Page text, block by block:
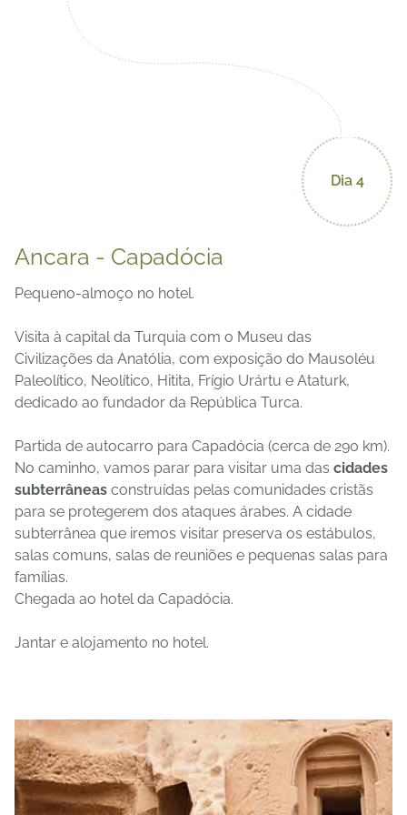
Dia 4
Ancara - Capadócia
Pequeno-almoço no hotel.
Visita à capital da Turquia com o Museu das
Civilizações da Anatólia, com exposição do Mausoléu
Paleolítico, Neolítico, Hitita, Frígio Urártu e Ataturk,
dedicado ao fundador da República Turca.
Partida de autocarro para Capadócia (cerca de 290 km).
No caminho, vamos parar para visitar uma das cidades
subterrâneas construídas pelas comunidades cristãs
para se protegerem dos ataques árabes. A cidade
subterrânea que iremos visitar preserva os estábulos,
salas comuns, salas de reuniões e pequenas salas para
famílias.
Chegada ao hotel da Capadócia.
Jantar e alojamento no hotel.